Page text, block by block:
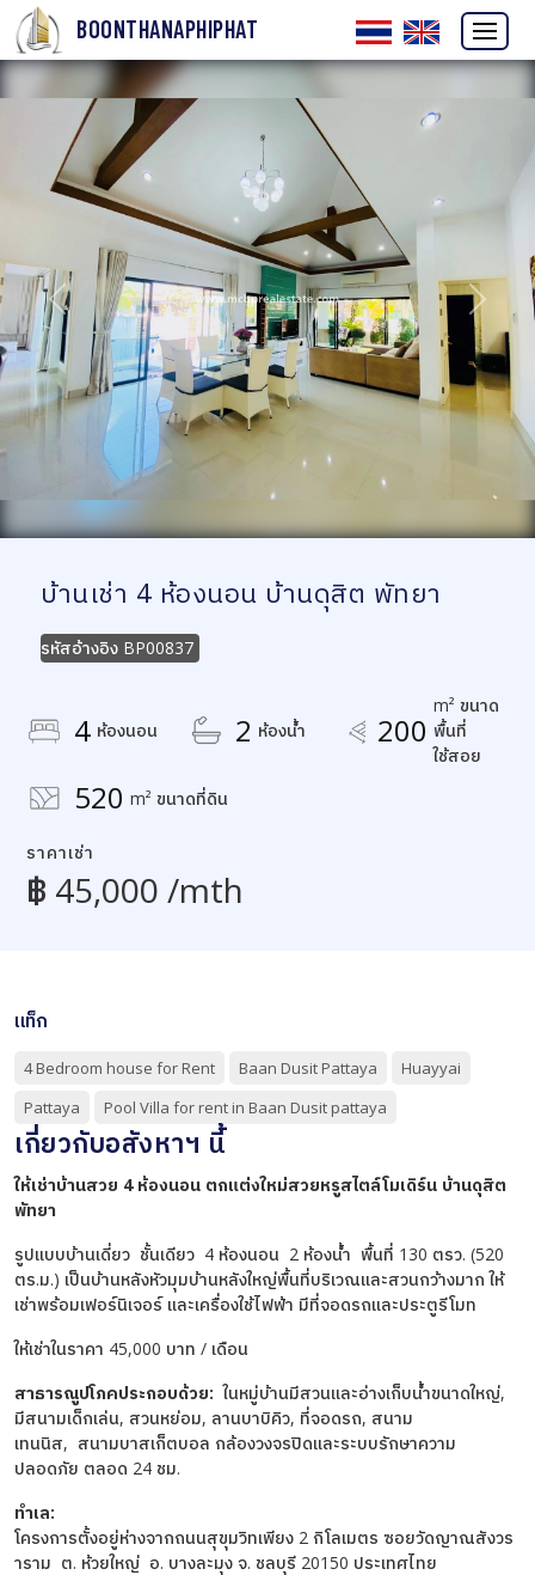
BOONTHANAPHIPHAT
ก่อนหน้า ถัดไป
บ้านเช่า 4 ห้องนอน บ้านดุสิต พัทยา
รหัสอ้างอิง BP00837
4 ห้องนอน 2 ห้องน้ำ 200
m² ขนาด
พื้นที่
ใช้สอย
520 m² ขนาดที่ดิน
ราคาเช่า
฿ 45,000 /mth
แท็ก
4 Bedroom house for Rent Baan Dusit Pattaya
Huayyai
Pattaya
Pool Villa for rent in Baan Dusit pattaya
เกี่ยวกับอสังหาฯ นี้
ให้เช่าบ้านสวย 4 ห้องนอน ตกแต่งใหม่สวยหรูสไตล์โมเดิร์น บ้านดุสิต
พัทยา
รูปแบบบ้านเดี่ยว ชั้นเดียว 4 ห้องนอน 2 ห้องน้ำ พื้นที่ 130 ตรว. (520
ตร.ม.) เป็นบ้านหลังหัวมุมบ้านหลังใหญ่พื้นที่บริเวณและสวนกว้างมาก ให้
เช่าพร้อมเฟอร์นิเจอร์ และเครื่องใช้ไฟฟ้า มีที่จอดรถและประตูรีโมท
ให้เช่าในราคา 45,000 บาท / เดือน
สาธารณูปโภคประกอบด้วย:ในหมู่บ้านมีสวนและอ่างเก็บน้ำขนาดใหญ่,
มีสนามเด็กเล่น, สวนหย่อม, ลานบาบิคิว, ที่จอดรถ, สนาม
เทนนิส, สนามบาสเก็ตบอล กล้องวงจรปิดและระบบรักษาความ
ปลอดภัย ตลอด 24 ชม.
ทำเล:
โครงการตั้งอยู่ห่างจากถนนสุขุมวิทเพียง 2 กิโลเมตร ซอยวัดญาณสังวร
าราม ต. ห้วยใหญ่ อ. บางละมุง จ. ชลบุรี 20150 ประเทศไทย